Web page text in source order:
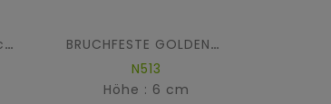
TANNE MINI (Weihnachtsbaum) ALLISON BRUCHFESTE GOLDENE KUGEL – Verschiedene Größen (Box Mit 30 Stück)
N513
Höhe : 6 cm